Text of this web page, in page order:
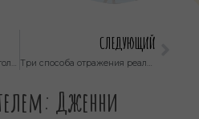
Конкурс стартапов NOAH: голосование открыто!
СЛЕДУЮЩИЙ
Три способа отражения реальной жизни в классе
Дженни